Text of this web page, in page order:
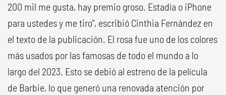
200 mil me gusta, hay premio groso. Estadía o iPhone
para ustedes y me tiro", escribió Cinthia Fernández en
el texto de la publicación. El rosa fue uno de los colores
más usados por las famosas de todo el mundo a lo
largo del 2023. Esto se debió al estreno de la película
de Barbie, lo que generó una renovada atención por